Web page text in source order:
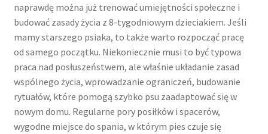
Koszyk
Zamówienie
Płatności
Regulaminy, polityka prywatności, zgody
naprawdę można już trenować umiejętności społeczne i
budować zasady życia z 8-tygodniowym dzieciakiem. Jeśli
mamy starszego psiaka, to także warto rozpocząć pracę
od samego początku. Niekoniecznie musi to być typowa
praca nad posłuszeństwem, ale właśnie układanie zasad
wspólnego życia, wprowadzanie ograniczeń, budowanie
rytuałów, które pomogą szybko psu zaadaptować się w
nowym domu. Regularne pory posiłków i spacerów,
wygodne miejsce do spania, w którym pies czuje się